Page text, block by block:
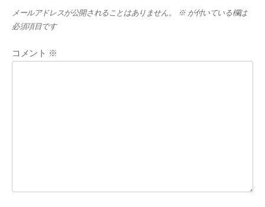
メールアドレスが公開されることはありません。 ※が付いている欄は
必須項目です
コメント ※